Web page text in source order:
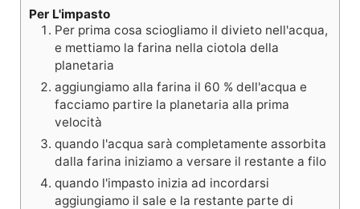
Per L'impasto
Per prima cosa sciogliamo il divieto nell'acqua,
e mettiamo la farina nella ciotola della
planetaria
aggiungiamo alla farina il 60 % dell'acqua e
facciamo partire la planetaria alla prima
velocità
quando l'acqua sarà completamente assorbita
dalla farina iniziamo a versare il restante a filo
quando l'impasto inizia ad incordarsi
aggiungiamo il sale e la restante parte di